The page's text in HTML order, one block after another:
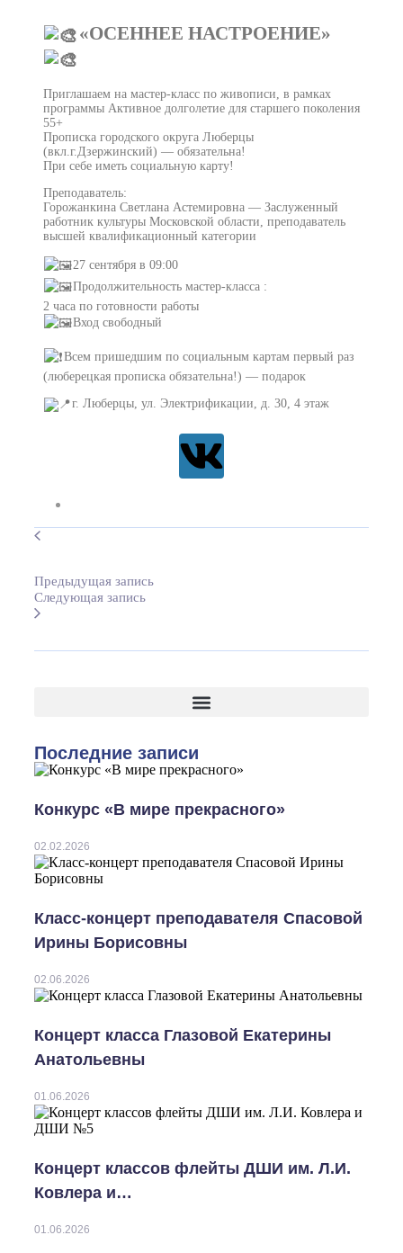
Последние записи
Конкурс «В мире прекрасного»
02.02.2026
Класс-концерт преподавателя Спасовой
Ирины Борисовны
02.06.2026
Концерт класса Глазовой Екатерины
Анатольевны
01.06.2026
Концерт классов флейты ДШИ им. Л.И.
Ковлера и…
01.06.2026
«ОСЕННЕЕ НАСТРОЕНИЕ»
Приглашаем на мастер-класс по живописи, в рамках
программы Активное долголетие для старшего поколения
55+
Прописка городского округа Люберцы
(вкл.г.Дзержинский) — обязательна!
При себе иметь социальную карту!
Преподаватель:
Горожанкина Светлана Астемировна — Заслуженный
работник культуры Московской области, преподаватель
высшей квалификационный категории
27 сентября в 09:00
Продолжительность мастер-класса :
2 часа по готовности работы
Вход свободный
️Всем пришедшим по социальным картам первый раз
(люберецкая прописка обязательна!) — подарок
г. Люберцы, ул. Электрификации, д. 30, 4 этаж
Предыдущая запись
Следующая запись